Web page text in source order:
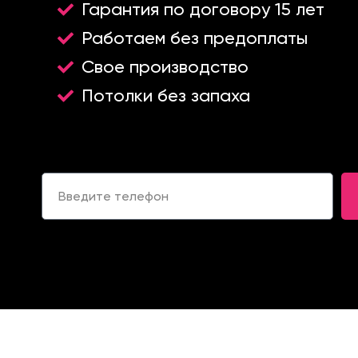
Гарантия по договору 15 лет
Работаем без предоплаты
Свое производство
Потолки без запаха
Т